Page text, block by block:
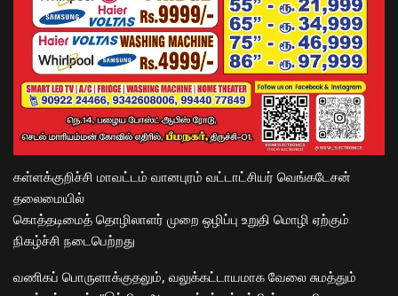
கள்ளக்குறிச்சி மாவட்டம் வானபுரம் வட்டாட்சியர் வெங்கடேசன்
தலைமையில்
கொத்தடிமைத் தொழிலாளர் முறை ஒழிப்பு உறுதி மொழி ஏற்கும்
நிகழ்ச்சி நடைபெற்றது
வணிகப் பொருளாக்குதலும், வலுக்கட்டாயமாக வேலை சுமத்தும்